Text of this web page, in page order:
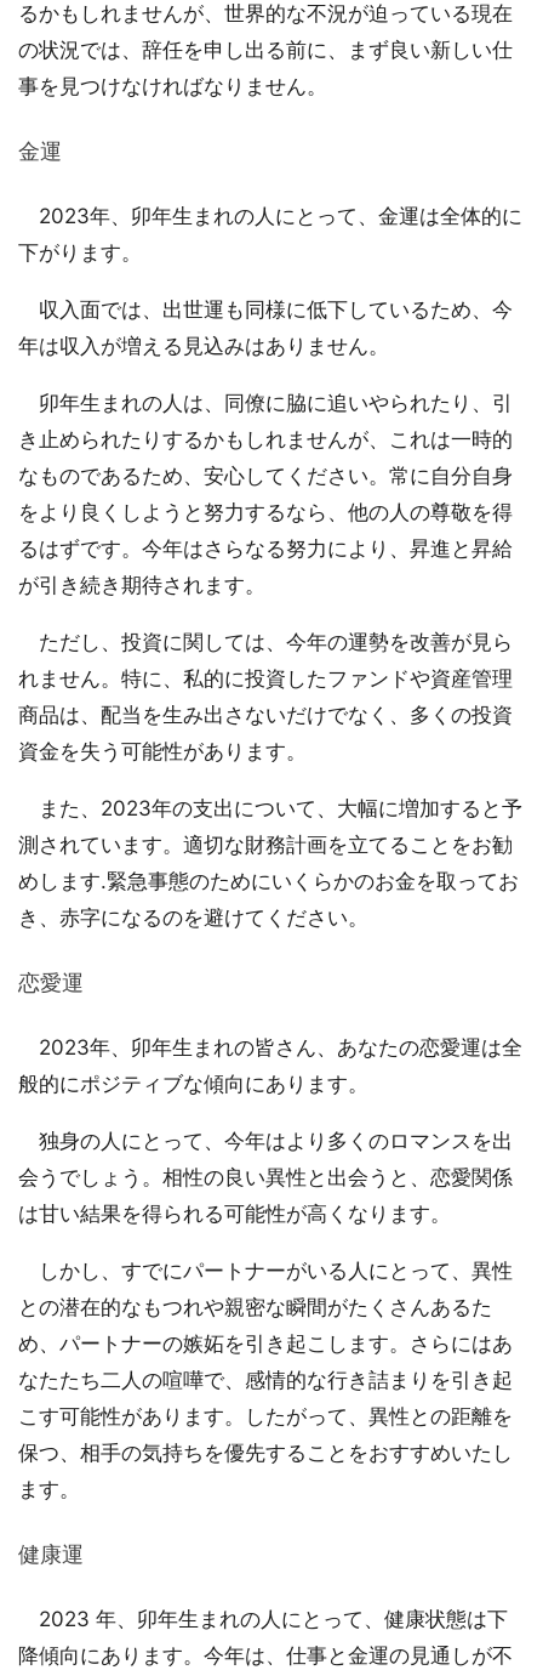
るかもしれませんが、世界的な不況が迫っている現在
の状況では、辞任を申し出る前に、まず良い新しい仕
事を見つけなければなりません。
金運
2023年、卯年生まれの人にとって、金運は全体的に
下がります。
収入面では、出世運も同様に低下しているため、今
年は収入が増える見込みはありません。
卯年生まれの人は、同僚に脇に追いやられたり、引
き止められたりするかもしれませんが、これは一時的
なものであるため、安心してください。常に自分自身
をより良くしようと努力するなら、他の人の尊敬を得
るはずです。今年はさらなる努力により、昇進と昇給
が引き続き期待されます。
ただし、投資に関しては、今年の運勢を改善が見ら
れません。特に、私的に投資したファンドや資産管理
商品は、配当を生み出さないだけでなく、多くの投資
資金を失う可能性があります。
また、2023年の支出について、大幅に増加すると予
測されています。適切な財務計画を立てることをお勧
めします.緊急事態のためにいくらかのお金を取ってお
き、赤字になるのを避けてください。
恋愛運
2023年、卯年生まれの皆さん、あなたの恋愛運は全
般的にポジティブな傾向にあります。
独身の人にとって、今年はより多くのロマンスを出
会うでしょう。相性の良い異性と出会うと、恋愛関係
は甘い結果を得られる可能性が高くなります。
しかし、すでにパートナーがいる人にとって、異性
との潜在的なもつれや親密な瞬間がたくさんあるた
め、パートナーの嫉妬を引き起こします。さらにはあ
なたたち二人の喧嘩で、感情的な行き詰まりを引き起
こす可能性があります。したがって、異性との距離を
保つ、相手の気持ちを優先することをおすすめいたし
ます。
健康運
2023 年、卯年生まれの人にとって、健康状態は下
降傾向にあります。今年は、仕事と金運の見通しが不